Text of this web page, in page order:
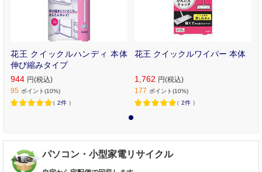
花王 クイックルハンディ 本体
伸び縮みタイプ
944 円(税込)
95 ポイント(10%)
（ 2件 ）
花王 クイックルワイパー 本体
1,762 円(税込)
177 ポイント(10%)
（ 2件 ）
パソコン・小型家電リサイクル